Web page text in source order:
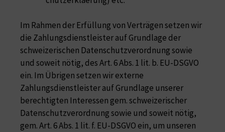
Im Rahmen der Erfüllung von Verträgen setzen wir
die Zahlungsdienstleister auf Grundlage der
schweizerischen Datenschutzverordnung sowie
und soweit nötig, des Art. 6 Abs. 1 lit. b. EU-DSGVO
ein. Im Übrigen setzen wir externe
Zahlungsdienstleister auf Grundlage unserer
berechtigten Interessen gem. schweizerischer
Datenschutzverordnung sowie und soweit nötig,
gem. Art. 6 Abs. 1 lit. f. EU-DSGVO ein, um unseren